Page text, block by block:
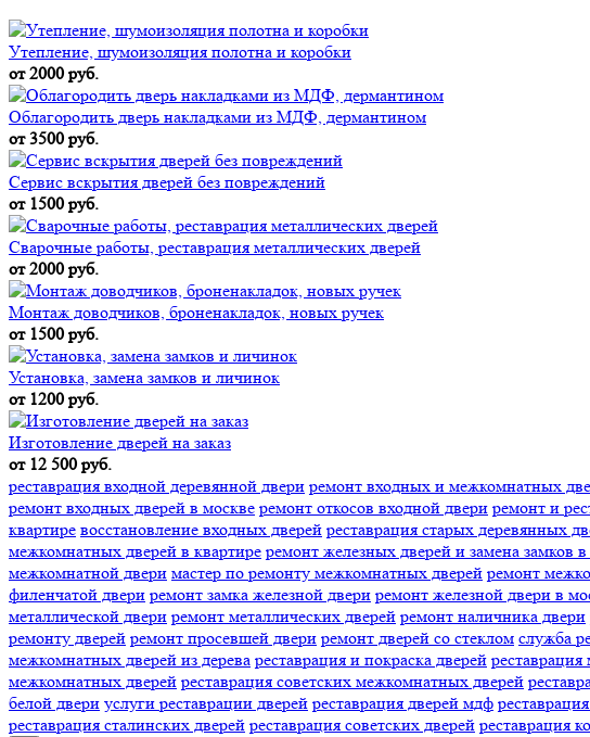
Утепление, шумоизоляция полотна и коробки
от 2000 руб.
Облагородить дверь накладками из МДФ, дермантином
от 3500 руб.
Сервис вскрытия дверей без повреждений
от 1500 руб.
Сварочные работы, реставрация металлических дверей
от 2000 руб.
Монтаж доводчиков, броненакладок, новых ручек
от 1500 руб.
Установка, замена замков и личинок
от 1200 руб.
Изготовление дверей на заказ
от 12 500 руб.
реставрация входной деревянной двери ремонт входных и межкомнатных
ремонт входных дверей в москве ремонт откосов входной двери ремонт и
квартире восстановление входных дверей реставрация старых деревянных
межкомнатных дверей в квартире ремонт железных дверей и замена замков
межкомнатной двери мастер по ремонту межкомнатных дверей ремонт
филенчатой двери ремонт замка железной двери ремонт железной двери в
металлической двери ремонт металлических дверей ремонт наличника двери
ремонту дверей ремонт просевшей двери ремонт дверей со стеклом служба
межкомнатных дверей из дерева реставрация и покраска дверей
межкомнатных дверей реставрация советских межкомнатных дверей
белой двери услуги реставрации дверей реставрация дверей мдф
реставрация сталинских дверей реставрация советских дверей реставрация